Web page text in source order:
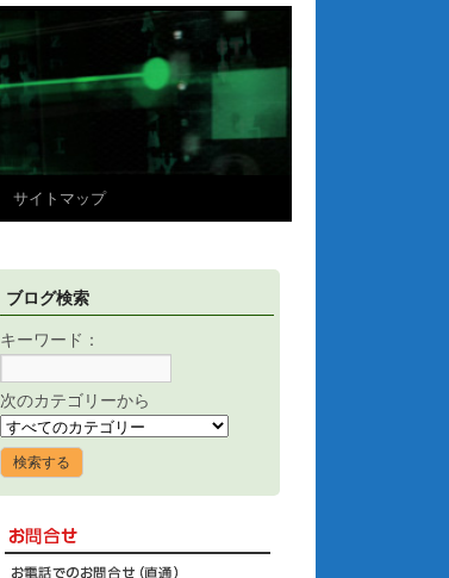
サイトマップ
ブログ検索
キーワード：
次のカテゴリーから